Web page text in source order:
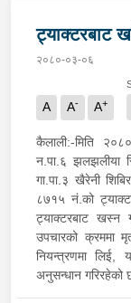
ट्याक्टरबाट
२०८०-०३-०६
A A- A+
कैलाली:-मिति
न.पा.६ झलझलीया
गा.पा.३ खैरेनी
८७१५ नं.को
ट्याक्टरबाट खस्न
उपचारको क्रममा
नियन्त्रणमा लिई,
अनुसन्धान गरिरहेको